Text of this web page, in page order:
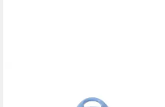
Haarband Entwirrungsbürste